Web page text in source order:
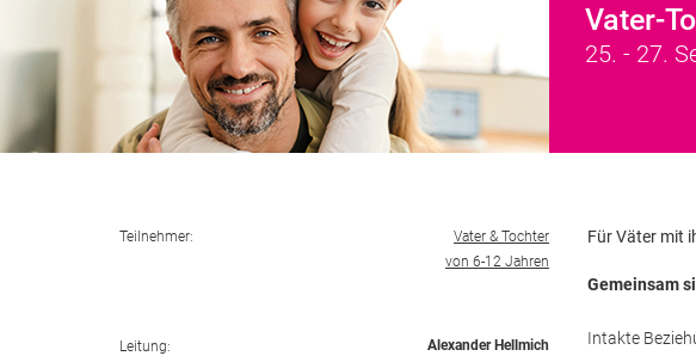
Vater-
25. - 27.
Für Väter mit
Gemeinsam
Intakte
Teilnehmer:
Vater & Tochter
von 6-12 Jahren
Leitung:
Alexander Hellmich